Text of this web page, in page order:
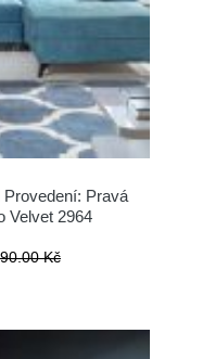
Pravá
Velvet 2964
Kč